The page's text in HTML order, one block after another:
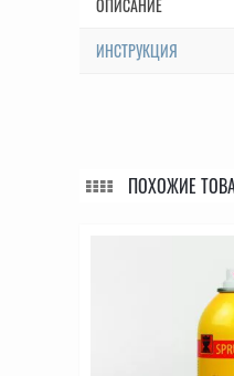
ОПИСАНИЕ
ИНСТРУКЦИЯ
ПОХОЖИЕ